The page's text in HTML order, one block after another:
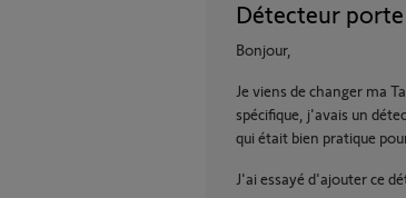
Détecteur
Bonjour,
Je viens de changer ma
spécifique, j'avais un
qui était bien pratique
J'ai essayé d'ajouter ce